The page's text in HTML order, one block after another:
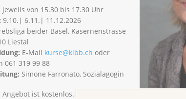
jeweils von 15.30 bis 17.30 Uhr
9.10.| 6.11.| 11.12.2026
beider Basel, Kasernenstrasse
Liestal
E-Mail kurse@klbb.ch oder
061 319 99 88
Simone Farronato, Sozialagogin
Angebot ist kostenlos. Spenden sind